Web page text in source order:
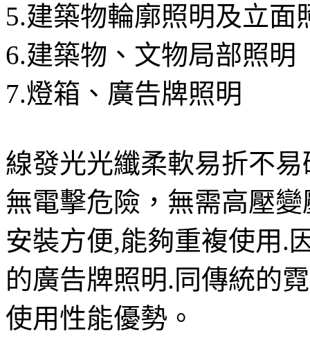
5.建築物輪廓照明及立面
6.建築物、文物局部照明
7.燈箱、廣告牌照明
線發光光纖柔軟易折不
無電擊危險，無需高壓
安裝方便,能夠重複使用.
的廣告牌照明.同傳統的
使用性能優勢。